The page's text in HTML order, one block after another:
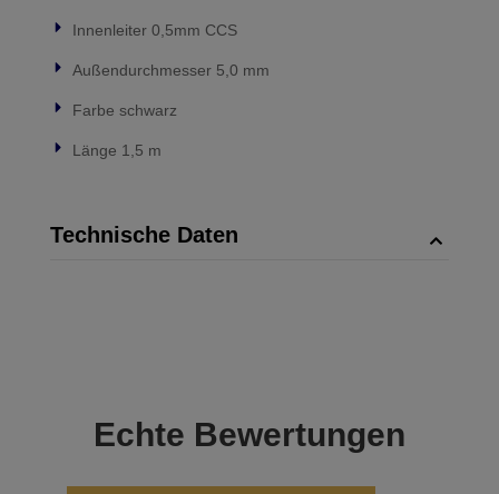
Innenleiter 0,5mm CCS
Außendurchmesser 5,0 mm
Farbe schwarz
Länge 1,5 m
Technische Daten
Echte Bewertungen